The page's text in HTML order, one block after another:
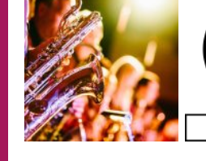
4
Putusan
Hakim pada
Sorotan
05/08/2026
Politik
Presiden
Sepakat